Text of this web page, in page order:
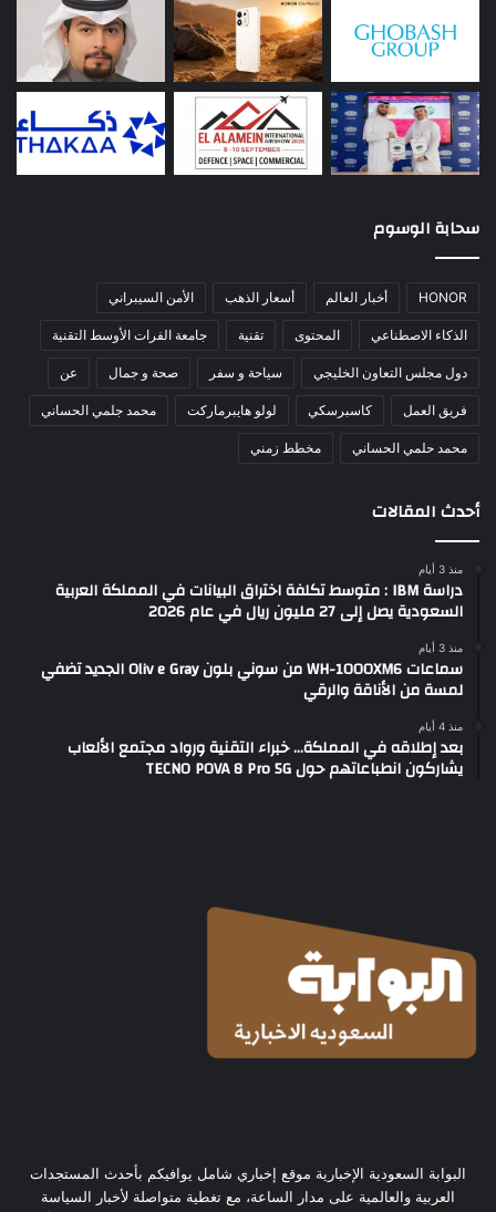
سحابة الوسوم
HONOR أخبار العالم أسعار الذهب الأمن السيبراني
الذكاء الاصطناعي المحتوى تقنية جامعة الفرات الأوسط التقنية
دول مجلس التعاون الخليجي سياحة و سفر صحة و جمال عن
فريق العمل كاسبرسكي لولو هايبرماركت محمد جلمي الحساني
محمد حلمي الحساني مخطط زمني
أحدث المقالات
منذ 3 أيام
دراسة IBM : متوسط تكلفة اختراق البيانات في المملكة العربية
السعودية يصل إلى 27 مليون ريال في عام 2026
منذ 3 أيام
سماعات WH-1000XM6 من سوني بلون Oliv e Gray الجديد تضفي
لمسة من الأناقة والرقي
منذ 4 أيام
بعد إطلاقه في المملكة… خبراء التقنية ورواد مجتمع الألعاب
يشاركون انطباعاتهم حول TECNO POVA 8 Pro 5G
البوابة السعودية الإخبارية موقع إخباري شامل يوافيكم بأحدث المستجدات
العربية والعالمية على مدار الساعة، مع تغطية متواصلة لأخبار السياسة